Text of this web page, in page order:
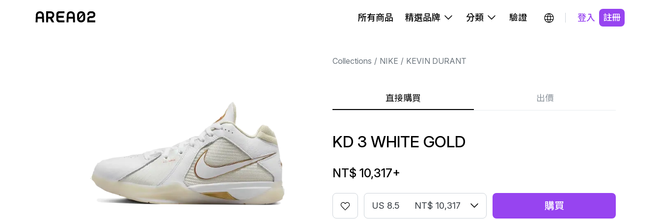
所有商品 精選品牌 分類 驗證 登入 註冊
Collections NIKE KEVIN DURANT
直接購買 出價
KD 3 WHITE GOLD
NT$ 10,317+
US 8.5 NT$ 10,317 購買